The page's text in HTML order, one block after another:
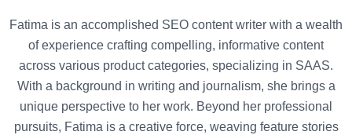
Fatima is an accomplished SEO content writer with a wealth
of experience crafting compelling, informative content
across various product categories, specializing in SAAS.
With a background in writing and journalism, she brings a
unique perspective to her work. Beyond her professional
pursuits, Fatima is a creative force, weaving feature stories